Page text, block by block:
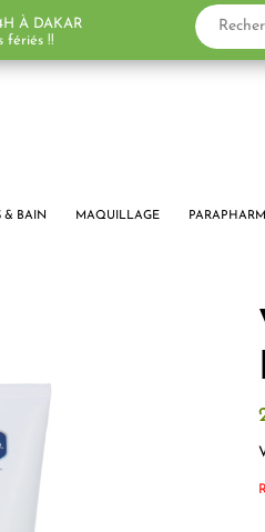
& BAIN MAQUILLAGE
À DAKAR
fériés !!